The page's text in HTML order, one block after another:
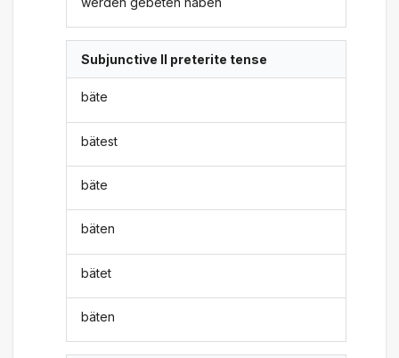
Subjunctive II preterite tense
bäte
bätest
bäte
bäten
bätet
bäten